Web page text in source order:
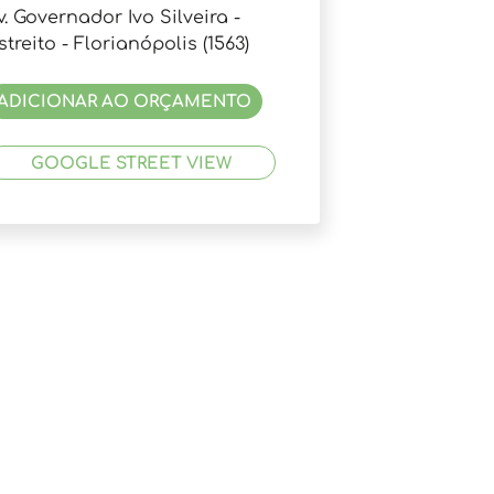
Governador Ivo Silveira -
- Florianópolis (1563)
AO ORÇAMENTO
GOOGLE STREET VIEW